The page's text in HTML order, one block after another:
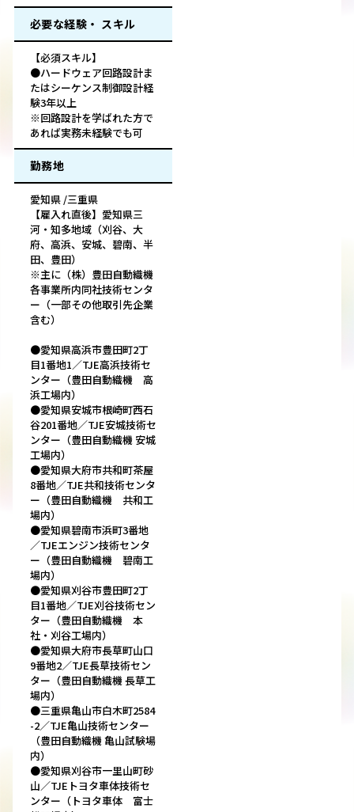
必要な経験・ スキル
【必須スキル】
●ハードウェア回路設計ま
たはシーケンス制御設計経
験3年以上
※回路設計を学ばれた方で
あれば実務未経験でも可
勤務地
愛知県 /三重県
【雇入れ直後】愛知県三
河・知多地域（刈谷、大
府、高浜、安城、碧南、半
田、豊田）
※主に（株）豊田自動織機
各事業所内同社技術センタ
ー（一部その他取引先企業
含む）
●愛知県高浜市豊田町2丁
目1番地1／TJE高浜技術セ
ンター（豊田自動織機 高
浜工場内）
●愛知県安城市根崎町西石
谷201番地／TJE安城技術セ
ンター（豊田自動織機 安城
工場内）
●愛知県大府市共和町茶屋
8番地／TJE共和技術センタ
ー（豊田自動織機 共和工
場内）
●愛知県碧南市浜町3番地
／TJEエンジン技術センタ
ー（豊田自動織機 碧南工
場内）
●愛知県刈谷市豊田町2丁
目1番地／TJE刈谷技術セン
ター（豊田自動織機 本
社・刈谷工場内）
●愛知県大府市長草町山口
9番地2／TJE長草技術セン
ター（豊田自動織機 長草工
場内）
●三重県亀山市白木町2584
-2／TJE亀山技術センター
（豊田自動織機 亀山試験場
内）
●愛知県刈谷市一里山町砂
山／TJEトヨタ車体技術セ
ンター（トヨタ車体 富士